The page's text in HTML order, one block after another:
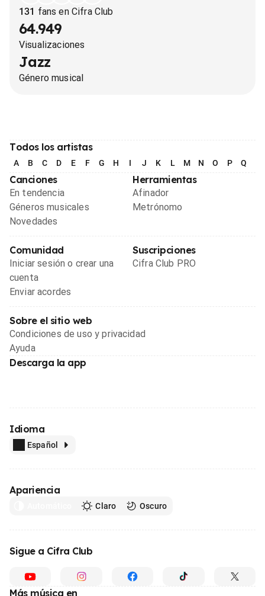
131 fans en Cifra Club
64.949
Visualizaciones
Jazz
Género musical
Todos los artistas
A B C D E F G H I J K L M N O P Q
Canciones
En tendencia
Géneros musicales
Novedades
Herramientas
Afinador
Metrónomo
Comunidad
Iniciar sesión o crear una
cuenta
Enviar acordes
Suscripciones
Cifra Club PRO
Sobre el sitio web
Condiciones de uso y privacidad
Ayuda
Descarga la app
Idioma
Español
Apariencia
Claro Oscuro
Sigue a Cifra Club
Más música en